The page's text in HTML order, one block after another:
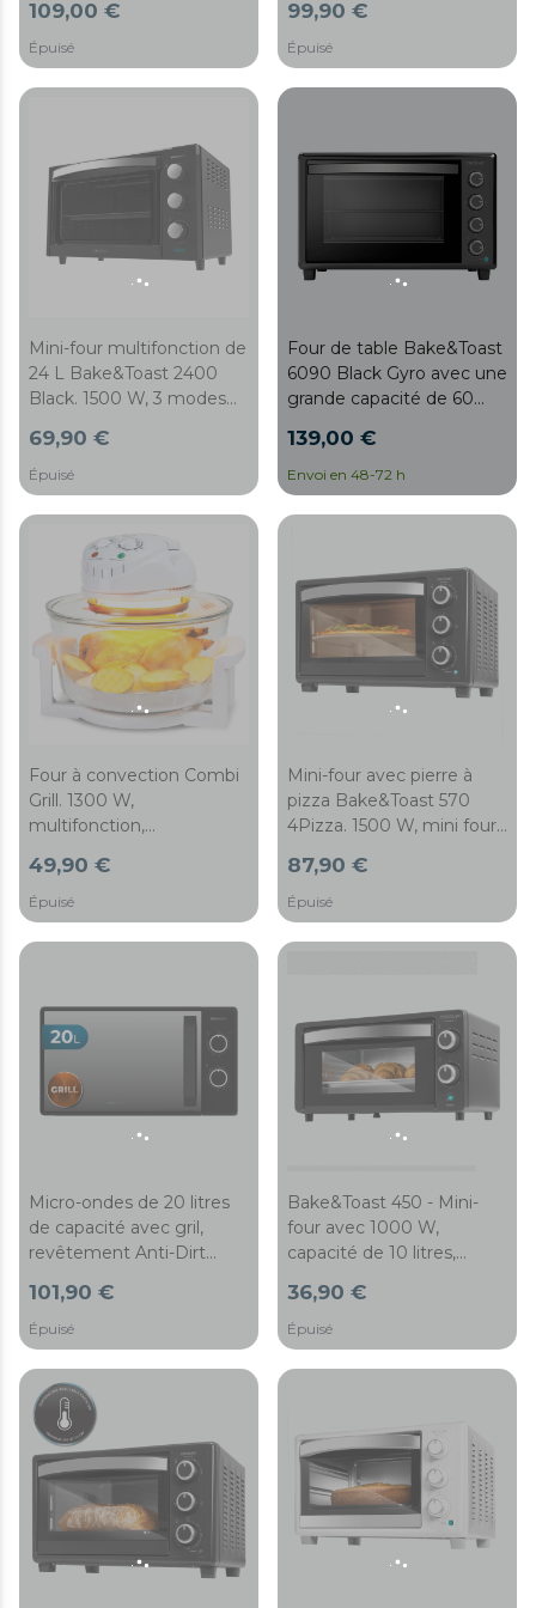
pizza, double porte en
verre et en acier et
rôtissoire giratoire.
109,00 €
Épuisé
pizza, double porte en
verre et en acier et
rôtissoire giratoire.
99,90 €
Épuisé
Mini-four multifonction de
24 L Bake&Toast 2400
Black. 1500 W, 3 modes
température réglable,
porte avec double verre
et finitions en acier
69,90 €
Épuisé
Four de table Bake&Toast
6090 Black Gyro avec une
grande capacité de 60
combinables, une grande
puissance de 2200W et
un torréfacteur rotatif.
139,00 €
Envoi en 48-72 h
Four à convection Combi
Grill. 1300 W,
multifonction,
ºC, minuterie jusqu'à 60
minutes et anneau
extenseur pour
49,90 €
Épuisé
Mini-four avec pierre à
pizza Bake&Toast 570
4Pizza. 1500 W, mini four
cuisson par convection,
éclairage intérieur, porte
double vitrage
87,90 €
Épuisé
Micro-ondes de 20 litres
de capacité avec gril,
revêtement Anti-Dirt
3DWave.
101,90 €
Épuisé
Bake&Toast 450 - Mini-
four avec 1000 W,
capacité de 10 litres,
°C et minuterie jusqu'à 60
minutes. Il est parfait pour
panini et viennoiserie.
36,90 €
Épuisé